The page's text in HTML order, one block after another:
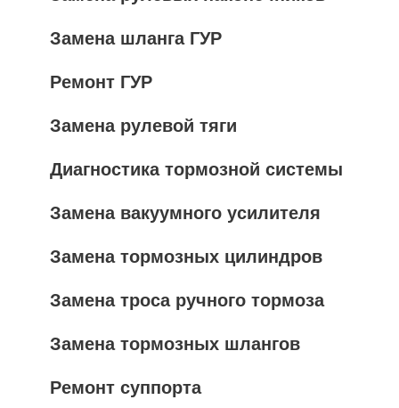
Замена шланга ГУР
Ремонт ГУР
Замена рулевой тяги
Диагностика тормозной системы
Замена вакуумного усилителя
Замена тормозных цилиндров
Замена троса ручного тормоза
Замена тормозных шлангов
Ремонт суппорта